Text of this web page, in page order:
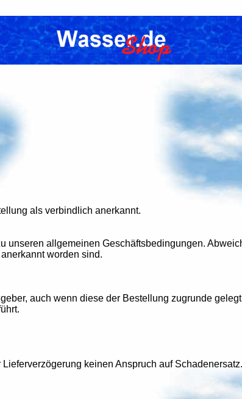
als verbindlich anerkannt.
unseren allgemeinen Geschäftsbedingungen.
worden sind.
auch wenn diese der Bestellung zugrunde
keinen Anspruch auf